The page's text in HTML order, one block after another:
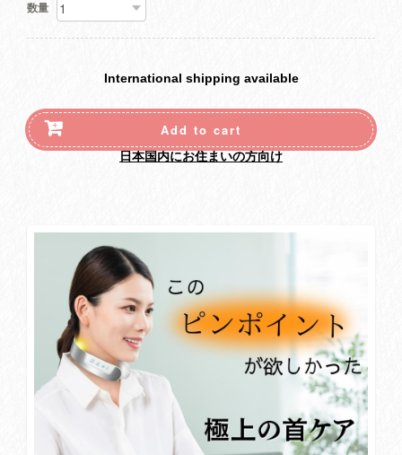
数量
International shipping available
Add to cart
日本国内にお住まいの方向け